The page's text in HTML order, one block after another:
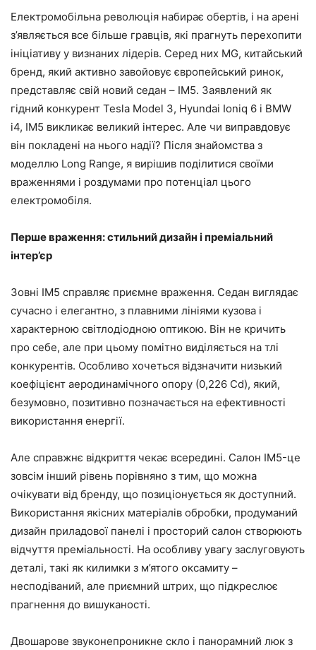
Електромобільна революція набирає обертів, і на арені
з’являється все більше гравців, які прагнуть перехопити
ініціативу у визнаних лідерів. Серед них MG, китайський
бренд, який активно завойовує європейський ринок,
представляє свій новий седан – IM5. Заявлений як
гідний конкурент Tesla Model 3, Hyundai Ioniq 6 і BMW
i4, IM5 викликає великий інтерес. Але чи виправдовує
він покладені на нього надії? Після знайомства з
моделлю Long Range, я вирішив поділитися своїми
враженнями і роздумами про потенціал цього
електромобіля.
Перше враження: стильний дизайн і преміальний
інтер’єр
Зовні IM5 справляє приємне враження. Седан виглядає
сучасно і елегантно, з плавними лініями кузова і
характерною світлодіодною оптикою. Він не кричить
про себе, але при цьому помітно виділяється на тлі
конкурентів. Особливо хочеться відзначити низький
коефіцієнт аеродинамічного опору (0,226 Cd), який,
безумовно, позитивно позначається на ефективності
використання енергії.
Але справжнє відкриття чекає всередині. Салон IM5-це
зовсім інший рівень порівняно з тим, що можна
очікувати від бренду, що позиціонується як доступний.
Використання якісних матеріалів обробки, продуманий
дизайн приладової панелі і просторий салон створюють
відчуття преміальності. На особливу увагу заслуговують
деталі, такі як килимки з м’ятого оксамиту –
несподіваний, але приємний штрих, що підкреслює
прагнення до вишуканості.
Двошарове звуконепроникне скло і панорамний люк з